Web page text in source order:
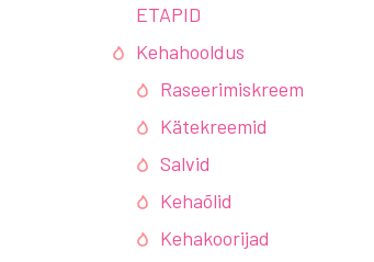
ETAPID
Kehahooldus
Raseerimiskreem
Kätekreemid
Salvid
Kehaõlid
Kehakoorijad